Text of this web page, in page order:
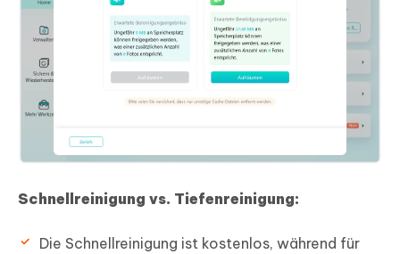
Schnellreinigung vs. Tiefenreinigung:
Die Schnellreinigung ist kostenlos, während für